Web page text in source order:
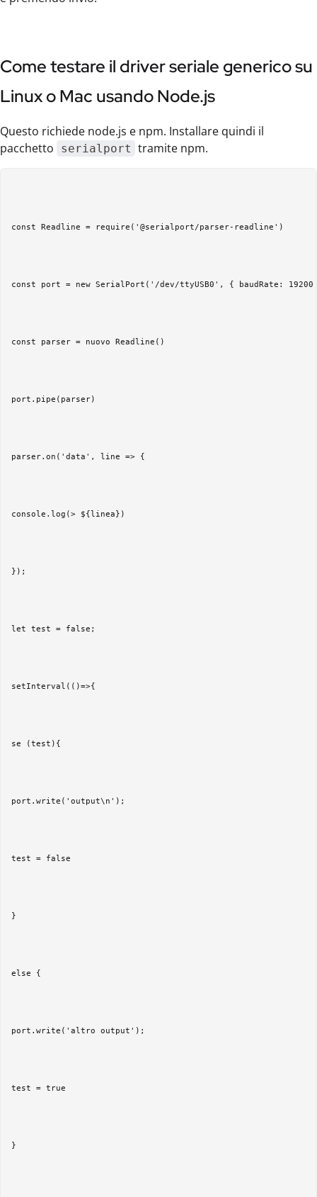
Come testare il driver seriale generico su
Linux o Mac usando Node.js
Questo richiede node.js e npm. Installare quindi il
pacchetto
serialport tramite npm.
const Readline = require('@serialport/parser-readline')
const port = new SerialPort('/dev/ttyUSB0', { baudRate:
const parser = nuovo Readline()
port.pipe(parser)
parser.on('data', line => {
console.log(> ${linea})
});
let test = false;
setInterval(()=>{
se (test){
port.write('output\n');
test = false
}
else {
port.write('altro output');
test = true
}